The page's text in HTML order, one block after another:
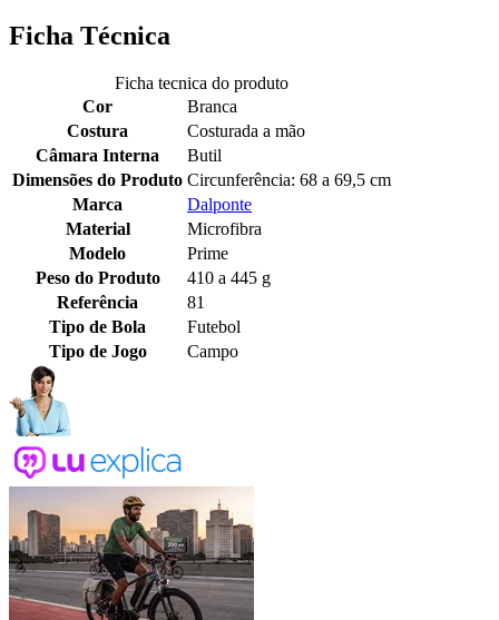
Ficha Técnica
Ficha tecnica do produto
Cor
Branca
Costura
Costurada a mão
Câmara Interna
Butil
Dimensões do Produto Circunferência: 68 a 69,5 cm
Marca
Dalponte
Material
Microfibra
Modelo
Prime
Peso do Produto
410 a 445 g
Referência
81
Tipo de Bola
Futebol
Tipo de Jogo
Campo